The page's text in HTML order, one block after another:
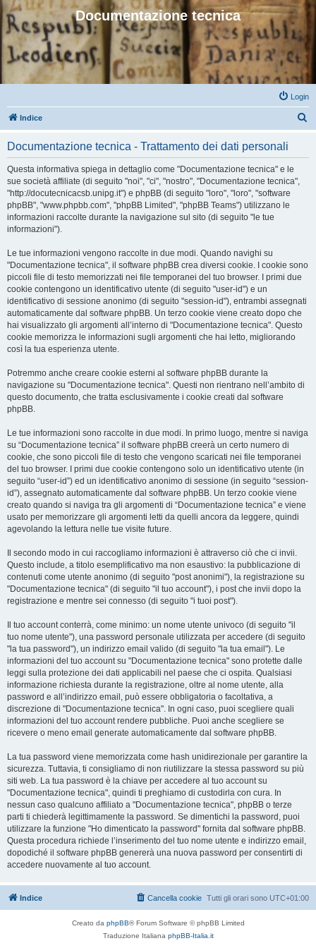
Documentazione tecnica
Login
Indice
Documentazione tecnica - Trattamento dei dati personali
Questa informativa spiega in dettaglio come "Documentazione tecnica" e le
sue società affiliate (di seguito "noi", "ci", "nostro", "Documentazione tecnica",
"http://docutecnicacsb.unipg.it") e phpBB (di seguito "loro", "loro", "software
phpBB", "www.phpbb.com", "phpBB Limited", "phpBB Teams") utilizzano le
informazioni raccolte durante la navigazione sul sito (di seguito "le tue
informazioni").
Le tue informazioni vengono raccolte in due modi. Quando navighi su
"Documentazione tecnica", il software phpBB crea diversi cookie. I cookie sono
piccoli file di testo memorizzati nei file temporanei del tuo browser. I primi due
cookie contengono un identificativo utente (di seguito "user-id") e un
identificativo di sessione anonimo (di seguito "session-id"), entrambi assegnati
automaticamente dal software phpBB. Un terzo cookie viene creato dopo che
hai visualizzato gli argomenti all’interno di "Documentazione tecnica". Questo
cookie memorizza le informazioni sugli argomenti che hai letto, migliorando
così la tua esperienza utente.
Potremmo anche creare cookie esterni al software phpBB durante la
navigazione su "Documentazione tecnica". Questi non rientrano nell’ambito di
questo documento, che tratta esclusivamente i cookie creati dal software
phpBB.
Le tue informazioni sono raccolte in due modi. In primo luogo, mentre si naviga
su “Documentazione tecnica” il software phpBB creerà un certo numero di
cookie, che sono piccoli file di testo che vengono scaricati nei file temporanei
del tuo browser. I primi due cookie contengono solo un identificativo utente (in
seguito “user-id”) ed un identificativo anonimo di sessione (in seguito “session-
id”), assegnato automaticamente dal software phpBB. Un terzo cookie viene
creato quando si naviga tra gli argomenti di “Documentazione tecnica” e viene
usato per memorizzare gli argomenti letti da quelli ancora da leggere, quindi
agevolando la lettura nelle tue visite future.
Il secondo modo in cui raccogliamo informazioni è attraverso ciò che ci invii.
Questo include, a titolo esemplificativo ma non esaustivo: la pubblicazione di
contenuti come utente anonimo (di seguito "post anonimi"), la registrazione su
"Documentazione tecnica" (di seguito "il tuo account"), i post che invii dopo la
registrazione e mentre sei connesso (di seguito "i tuoi post").
Il tuo account conterrà, come minimo: un nome utente univoco (di seguito "il
tuo nome utente"), una password personale utilizzata per accedere (di seguito
"la tua password"), un indirizzo email valido (di seguito "la tua email"). Le
informazioni del tuo account su "Documentazione tecnica" sono protette dalle
leggi sulla protezione dei dati applicabili nel paese che ci ospita. Qualsiasi
informazione richiesta durante la registrazione, oltre al nome utente, alla
password e all’indirizzo email, può essere obbligatoria o facoltativa, a
discrezione di "Documentazione tecnica". In ogni caso, puoi scegliere quali
informazioni del tuo account rendere pubbliche. Puoi anche scegliere se
ricevere o meno email generate automaticamente dal software phpBB.
La tua password viene memorizzata come hash unidirezionale per garantire la
sicurezza. Tuttavia, ti consigliamo di non riutilizzare la stessa password su più
siti web. La tua password è la chiave per accedere al tuo account su
"Documentazione tecnica", quindi ti preghiamo di custodirla con cura. In
nessun caso qualcuno affiliato a "Documentazione tecnica", phpBB o terze
parti ti chiederà legittimamente la password. Se dimentichi la password, puoi
utilizzare la funzione "Ho dimenticato la password" fornita dal software phpBB.
Questa procedura richiede l’inserimento del tuo nome utente e indirizzo email,
dopodiché il software phpBB genererà una nuova password per consentirti di
accedere nuovamente al tuo account.
Indice Tutti gli orari sono UTC+01:00
Cancella cookie
Creato da phpBB® Forum Software © phpBB Limited
Traduzione Italiana phpBB-Italia.it